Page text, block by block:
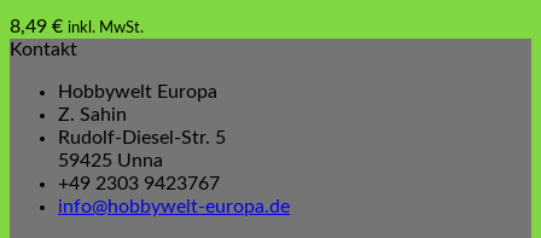
8,49 € inkl. MwSt.
Kontakt
Hobbywelt Europa
Z. Sahin
Rudolf-Diesel-Str. 5
59425 Unna
+49 2303 9423767
info@hobbywelt-europa.de